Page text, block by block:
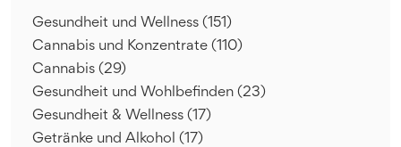
Gesundheit und Wellness (151)
Cannabis und Konzentrate (110)
Cannabis (29)
Gesundheit und Wohlbefinden (23)
Gesundheit & Wellness (17)
Getränke und Alkohol (17)